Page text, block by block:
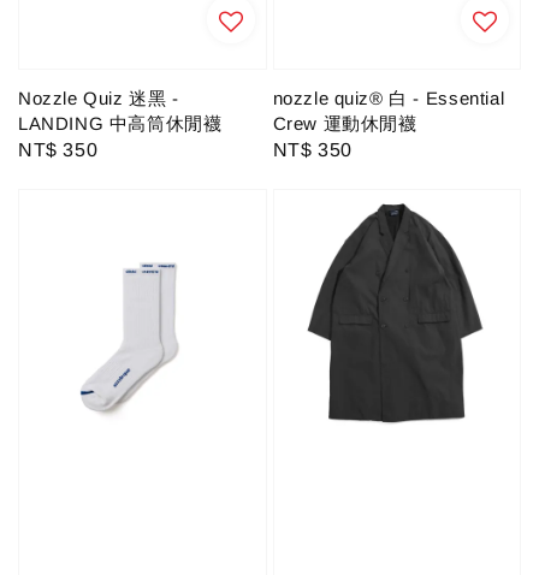
Nozzle Quiz 迷黑 -
LANDING 中高筒休閒襪
Regular
NT$ 350
nozzle quiz® 白 - Essential
Crew 運動休閒襪
Regular
NT$ 350